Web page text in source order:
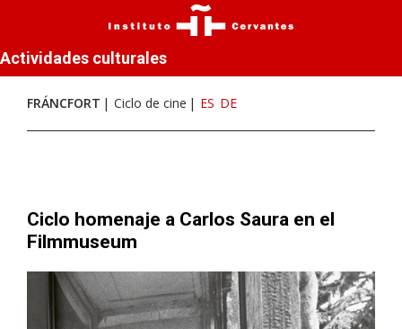
Actividades culturales
FRÁNCFORT Ciclo de cine ES DE
Ciclo homenaje a Carlos Saura en el
Filmmuseum